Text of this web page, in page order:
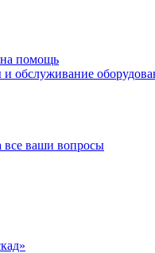
на помощь
обслуживание
все ваши вопросы